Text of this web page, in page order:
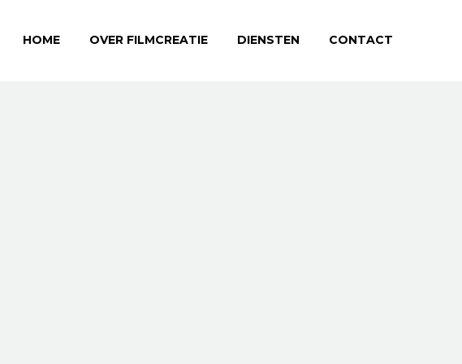
HOME OVER FILMCREATIE DIENSTEN CONTACT